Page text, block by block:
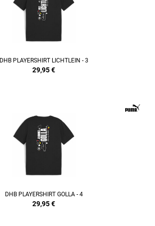
DHB PLAYERSHIRT LICHTLEIN - 3
29,95€
DHB PLAYERSHIRT GOLLA - 4
29,95€